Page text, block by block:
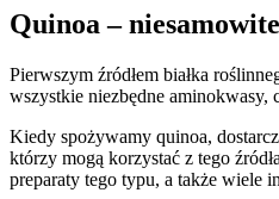
Quinoa –
Pierwszym źródłem białka
wszystkie niezbędne aminokwasy,
Kiedy spożywamy quinoa,
którzy mogą korzystać z tego
preparaty tego typu, a także wiele